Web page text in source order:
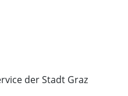
der Stadt Graz